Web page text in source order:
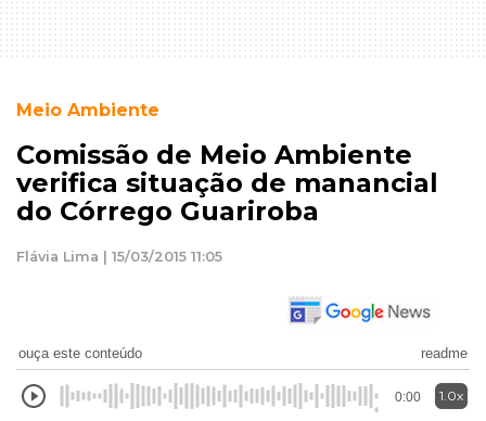
Meio Ambiente
Comissão de Meio Ambiente
verifica situação de manancial
do Córrego Guariroba
Flávia Lima | 15/03/2015 11:05
ouça este conteúdo readme
0:00 1.0x